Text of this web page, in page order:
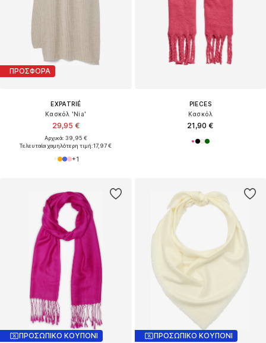
ΠΡΟΣΦΟΡΑ
EXPATRIÉ
Κασκόλ 'Nia'
29,95 €
Αρχικά: 39,95 €
Τελευταία χαμηλότερη τιμή:17,97 €
+1
PIECES
Κασκόλ
21,90 €
ΠΡΟΣΩΠΙΚΟ ΚΟΥΠΟΝΙ ΠΡΟΣΩΠΙΚΟ ΚΟΥΠΟΝΙ